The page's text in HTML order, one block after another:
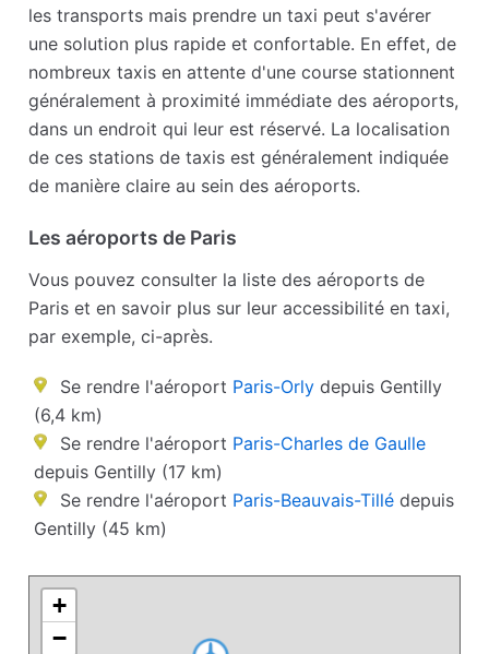
les transports mais prendre un taxi peut s'avérer
une solution plus rapide et confortable. En effet, de
nombreux taxis en attente d'une course stationnent
généralement à proximité immédiate des aéroports,
dans un endroit qui leur est réservé. La localisation
de ces stations de taxis est généralement indiquée
de manière claire au sein des aéroports.
Les aéroports de Paris
Vous pouvez consulter la liste des aéroports de
Paris et en savoir plus sur leur accessibilité en taxi,
par exemple, ci-après.
Se rendre l'aéroport Paris-Orly depuis Gentilly
(6,4 km)
Se rendre l'aéroport Paris-Charles de Gaulle
depuis Gentilly (17 km)
Se rendre l'aéroport Paris-Beauvais-Tillé depuis
Gentilly (45 km)
+
−